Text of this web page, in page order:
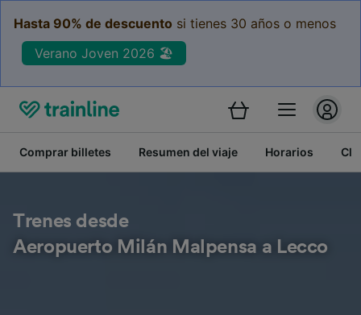
Hasta 90% de descuento si tienes 30 años o menos
Verano Joven 2026 🏖️
Comprar billetes Resumen del viaje Horarios
Trenes desde
Aeropuerto Milán Malpensa a Lecco